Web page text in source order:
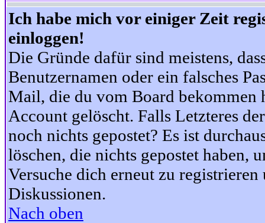
Ich habe mich vor einiger Zeit
einloggen!
Die Gründe dafür sind meistens,
Benutzernamen oder ein falsches
Mail, die du vom Board bekommen
Account gelöscht. Falls Letzteres
noch nichts gepostet? Es ist
löschen, die nichts gepostet haben,
Versuche dich erneut zu
Diskussionen.
Nach oben